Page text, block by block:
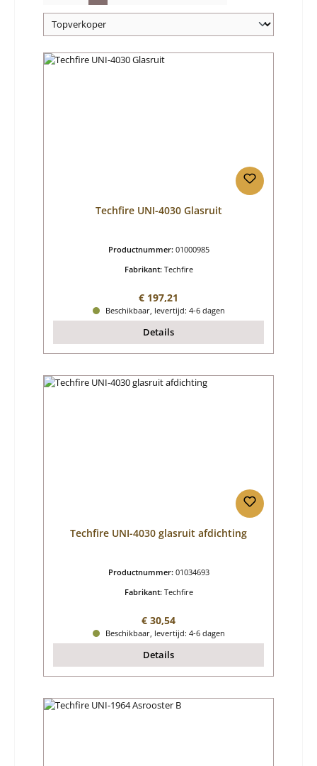
Techfire UNI-4030 Glasruit
Productnummer: 01000985
Fabrikant: Techfire
Normale prijs:
€ 197,21
Beschikbaar, levertijd: 4-6 dagen
Details
Techfire UNI-4030 glasruit afdichting
Productnummer: 01034693
Fabrikant: Techfire
Normale prijs:
€ 30,54
Beschikbaar, levertijd: 4-6 dagen
Details